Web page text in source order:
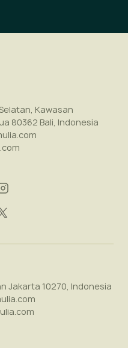
Kawasan
80362 Bali, Indonesia
Jakarta 10270, Indonesia